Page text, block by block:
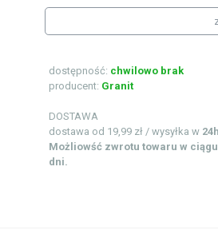
dostępność: chwilowo brak
producent: Granit
DOSTAWA
dostawa od 19,99 zł / wysyłka w 24h
Możliowść zwrotu towaru w ciągu
dni.